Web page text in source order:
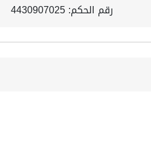
رقم الحكم: 4430907025